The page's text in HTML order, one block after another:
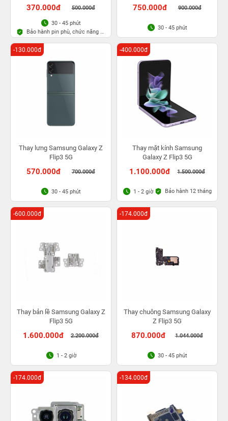
370.000đ 500.000đ
30 - 45 phút
Bảo hành pin phù, chức năng 6
tháng
750.000đ 900.000đ
30 - 45 phút
Thay lưng Samsung Galaxy Z
Flip3 5G
570.000đ 700.000đ
-130.000đ
30 - 45 phút
Thay mặt kính Samsung
Galaxy Z Flip3 5G
1.100.000đ 1.500.000đ
-400.000đ
1 - 2 giờ Bảo hành 12 tháng
Thay bản lề Samsung Galaxy Z
Flip3 5G
1.600.000đ 2.200.000đ
-600.000đ
1 - 2 giờ
Thay chuông Samsung Galaxy
Z Flip3 5G
870.000đ 1.044.000đ
-174.000đ
30 - 45 phút
-174.000đ -134.000đ